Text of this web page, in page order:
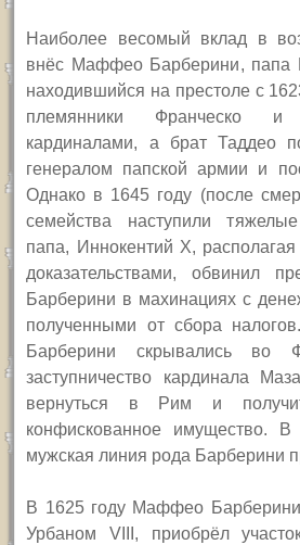
Наиболее весомый вклад в
внёс Маффео Барберини, папа
находившийся на престоле с
племянники Франческо
кардиналами, а братТаддео
генералом папской армии и
Однако в 1645 году (после
семейства наступили тяжелы
папа, Иннокентий X,
доказательствами, обвинил
Барберини в махинациях с
полученными от сбора
Барберини скрывалисьво
заступничество кардинала
вернуться в Рим и получи
конфискованное имущество. В
мужская линия рода Барберини
В 1625 году Маффео
Урбаном VIII, приобрёл